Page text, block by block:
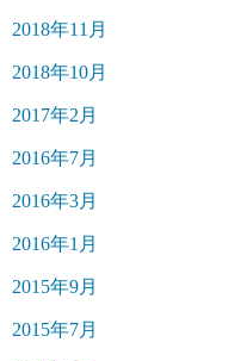
2018年11月
2018年10月
2017年2月
2016年7月
2016年3月
2016年1月
2015年9月
2015年7月